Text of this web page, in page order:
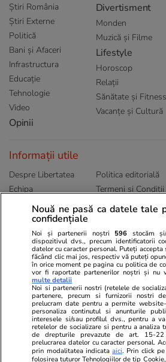
Știri România
Știri Externe
Politică
Bani și Afaceri
Infrastructura
Educație
Tehnologie
Video
Opinii
Divertisment
Monden
Muzică și Filme
Lifestyle
Horoscop
Relații
Sănătate și Fitness
Vacanțe și Cultură
Informații utile
Despre Libertatea
Echipa
Publicitate
Politica de
Politica editorială
Termeni și Conditii
Abonamente
Ringier România
Libertatea pentru
Unica.ro
Program TV
Avantaje
ELLE
Gazeta Sporturilor
Stiri mondene
Calculator sarcina
Ajută Copiii
Pariază responsabil! Decizia
Nouă ne pasă ca datele tale
confidențiale
Noi și partenerii noștri 596 stocăm
dispozitivul dvs., precum identificatorii
datelor cu caracter personal. Puteți
făcând clic mai jos, respectiv vă puteți
în orice moment pe pagina cu politica de
vor fi raportate partenerilor noștri și nu
multe detalii
Noi si partenerii nostri (retelele de
partenere, precum si furnizorii nostri
prelucram date pentru a permite
personaliza continutul si anunturile
interesele si/sau profilul dvs., pentru a
retelelor de socializare si pentru a analiza
de drepturile prevazute de art. 15-
prelucrarea datelor cu caracter personal.
prin modalitatea indicataaici. Prin click pe
folosirea tuturor Tehnologiilor de tip